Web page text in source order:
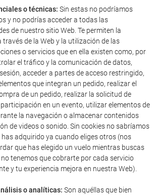
o técnicas: Sin estas no podríamos
y no podrías acceder a todas las
de nuestro sitio Web. Te permiten la
través de la Web y la utilización de las
o servicios que en ella existen como, por
el tráfico y la comunicación de datos,
acceder a partes de acceso restringido,
que integran un pedido, realizar el
de un pedido, realizar la solicitud de
en un evento, utilizar elementos de
la navegación o almacenar contenidos
de videos o sonido. Sin cookies no sabríamos
has adquirido ya cuando eliges otros (nos
que has elegido un vuelo mientras buscas
no tenemos que cobrarte por cada servicio
y tu experiencia mejora en nuestra Web).
o analíticas: Son aquéllas que bien